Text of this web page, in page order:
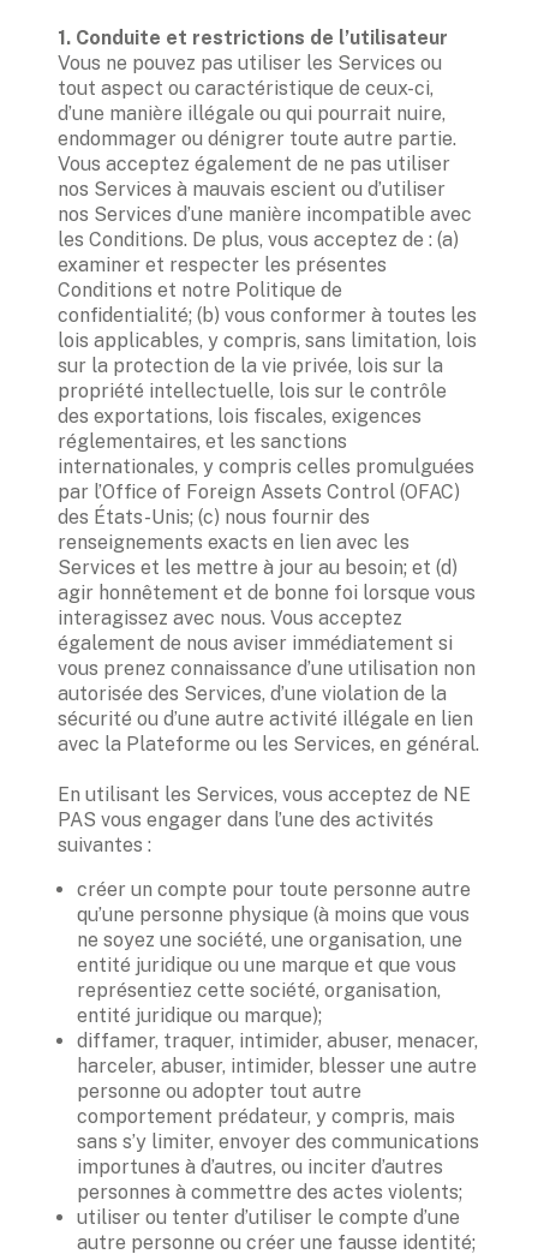
Vous ne pouvez pas utiliser les Services ou
tout aspect ou caractéristique de ceux-ci,
d’une manière illégale ou qui pourrait nuire,
endommager ou dénigrer toute autre partie.
Vous acceptez également de ne pas utiliser
nos Services à mauvais escient ou d’utiliser
nos Services d’une manière incompatible avec
les Conditions. De plus, vous acceptez de : (a)
examiner et respecter les présentes
Conditions et notre Politique de
confidentialité; (b) vous conformer à toutes les
lois applicables, y compris, sans limitation, lois
sur la protection de la vie privée, lois sur la
propriété intellectuelle, lois sur le contrôle
des exportations, lois fiscales, exigences
réglementaires, et les sanctions
internationales, y compris celles promulguées
par l’Office of Foreign Assets Control (OFAC)
des États-Unis; (c) nous fournir des
renseignements exacts en lien avec les
Services et les mettre à jour au besoin; et (d)
agir honnêtement et de bonne foi lorsque vous
interagissez avec nous. Vous acceptez
également de nous aviser immédiatement si
vous prenez connaissance d’une utilisation non
autorisée des Services, d’une violation de la
sécurité ou d’une autre activité illégale en lien
avec la Plateforme ou les Services, en général.
En utilisant les Services, vous acceptez de NE
PAS vous engager dans l’une des activités
créer un compte pour toute personne autre
qu’une personne physique (à moins que vous
ne soyez une société, une organisation, une
entité juridique ou une marque et que vous
représentiez cette société, organisation,
entité juridique ou marque);
diffamer, traquer, intimider, abuser, menacer,
harceler, abuser, intimider, blesser une autre
personne ou adopter tout autre
comportement prédateur, y compris, mais
sans s’y limiter, envoyer des communications
importunes à d’autres, ou inciter d’autres
personnes à commettre des actes violents;
utiliser ou tenter d’utiliser le compte d’une